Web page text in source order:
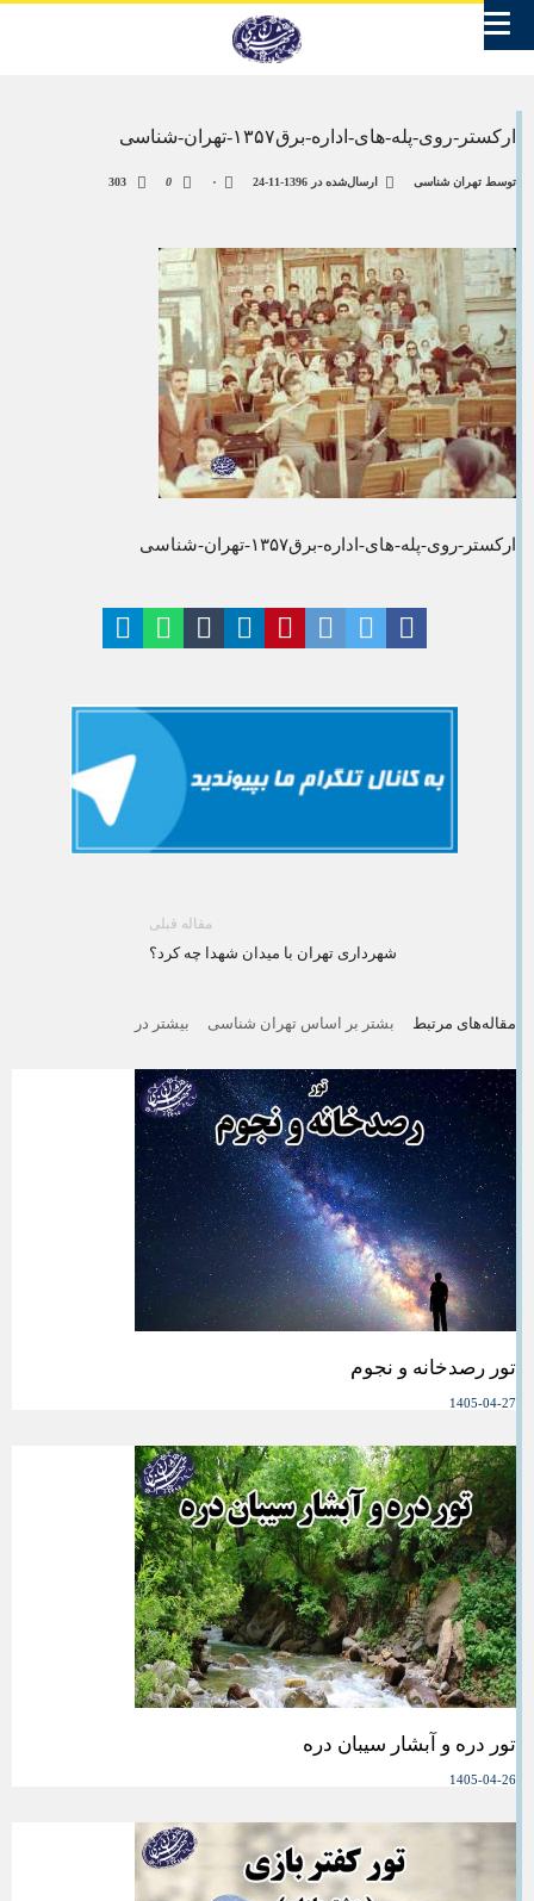
ارکستر-روی-پله-های-اداره-برق۱۳۵۷-تهران-شناسی
توسط تهران شناسی ارسال‌شده در 1396-11-24 ۰ 0
ارکستر-روی-پله-های-اداره-برق۱۳۵۷-تهران-شناسی
مقاله قبلی
شهرداری تهران با میدان شهدا چه کرد؟
مقاله‌های مرتبط بشتر بر اساس تهران شناسی بیشتر در
تور رصدخانه و نجوم
1405-04-27
تور دره و آبشار سیبان دره
1405-04-26